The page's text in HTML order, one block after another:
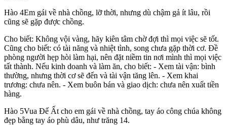
Hào 4Em gái về nhà chồng, lỡ thời, nhưng dù chậm gả ít lâu, rồi
cũng sẽ gặp được chồng.
Cho biết: Không vội vàng, hãy kiên tâm chờ đợi thì mọi việc sẽ tốt.
Cũng cho biết: có tài năng và nhiệt tình, song chưa gặp thời cơ. Đề
phòng người hẹp hòi làm hại, nên đặt niềm tin nơi mình thì mọi việc
tất thành. Nếu kinh doanh và làm ăn, cho biết: - Xem tài vận: bình
thường, nhưng thời cơ sẽ đến và tài vận tăng lên. - Xem khai
trương: chưa nên. - Xem buôn bán và giao dịch: chưa nên xuất tiền
hàng.
Hào 5Vua Đế Ất cho em gái về nhà chồng, tay áo công chúa không
đẹp bằng tay áo phù dâu, như trăng 14.